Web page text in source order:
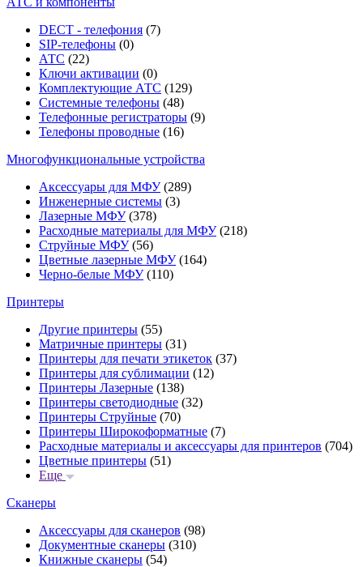
DECT - телефония (7)
SIP-телефоны (0)
АТС (22)
Ключи активации (0)
Комплектующие АТС (129)
Системные телефоны (48)
Телефонные регистраторы (9)
Телефоны проводные (16)
Многофункциональные устройства
Аксессуары для МФУ(289)
Инженерные системы (3)
Лазерные МФУ(378)
Расходные материалы для МФУ(218)
Струйные МФУ(56)
Цветные лазерные МФУ(164)
Черно-белые МФУ(110)
Принтеры
Другие принтеры (55)
Матричные принтеры (31)
Принтеры для печати этикеток (37)
Принтеры для сублимации (12)
Принтеры Лазерные (138)
Принтеры светодиодные (32)
Принтеры Струйные (70)
Принтеры Широкоформатные (7)
Расходные материалы и аксессуары для принтеров (704)
Цветные принтеры (51)
Еще
Сканеры
Аксессуары для сканеров (98)
Документные сканеры (310)
Книжные сканеры (54)